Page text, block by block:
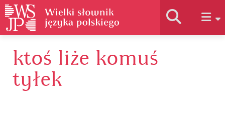
Historia słownika
ktoś liże komuś
tyłek